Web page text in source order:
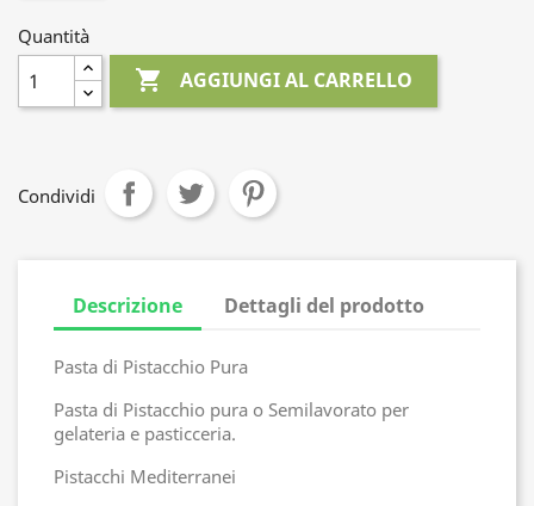
Quantità
 AGGIUNGI AL CARRELLO
Condividi
Descrizione Dettagli del prodotto
Pasta di Pistacchio Pura
Pasta di Pistacchio pura o Semilavorato per
gelateria e pasticceria.
Pistacchi Mediterranei